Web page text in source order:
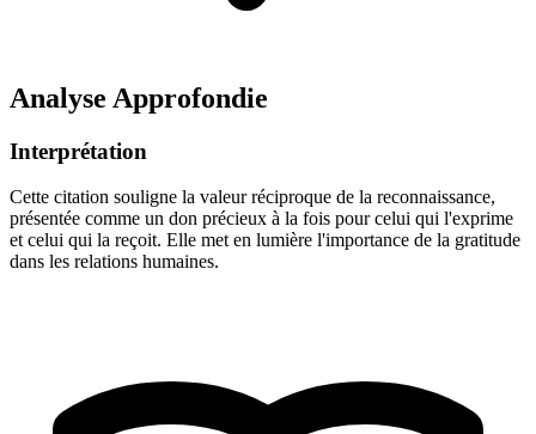
Analyse Approfondie
Interprétation
Cette citation souligne la valeur réciproque de la reconnaissance,
présentée comme un don précieux à la fois pour celui qui l'exprime
et celui qui la reçoit. Elle met en lumière l'importance de la gratitude
dans les relations humaines.